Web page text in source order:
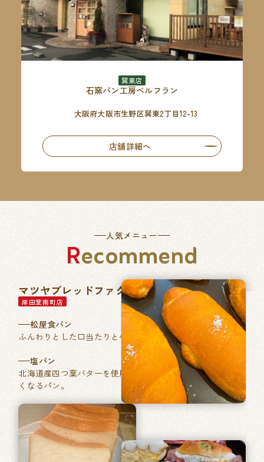
巽東店
石窯パン工房ベルフラン
大阪府大阪市生野区巽東2丁目12-13
店舗詳細へ
人気メニュー
Recommend
マツヤブレッドファクトリー
岸田堂南町店
松屋食パン
ふんわりとした口当たりと小麦本来の香りが特徴。
塩パン
北海道産四つ葉バターを使用した、あきのこない毎日食べた
くなるパン。
石窯パン工房ベルフラン